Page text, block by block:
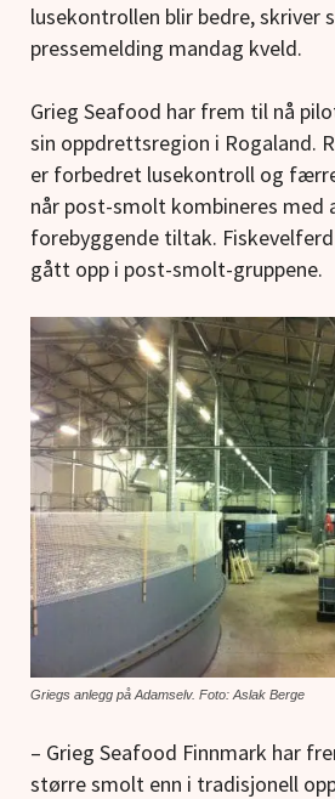
lusekontrollen blir bedre, skriver
pressemelding mandag kveld.
Grieg Seafood har frem til nå
sin oppdrettsregion i Rogaland.
er forbedret lusekontroll og
når post-smolt kombineres med
forebyggende tiltak.
gått opp i post-smolt-gruppene.
Griegs anlegg på Adamselv. Foto: Aslak Berge
– Grieg Seafood Finnmark har
større smolt enn i tradisjonell